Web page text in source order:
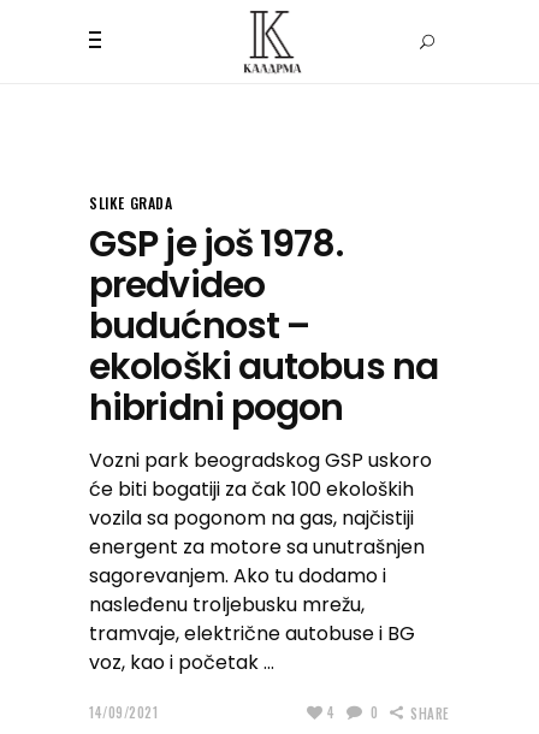
SLIKE GRADA
GSP je još 1978.
predvideo
budućnost –
ekološki autobus na
hibridni pogon
Vozni park beogradskog GSP uskoro
će biti bogatiji za čak 100 ekoloških
vozila sa pogonom na gas, najčistiji
energent za motore sa unutrašnjen
sagorevanjem. Ako tu dodamo i
nasleđenu troljebusku mrežu,
tramvaje, električne autobuse i BG
voz, kao i početak
14/09/2021 4 0 SHARE